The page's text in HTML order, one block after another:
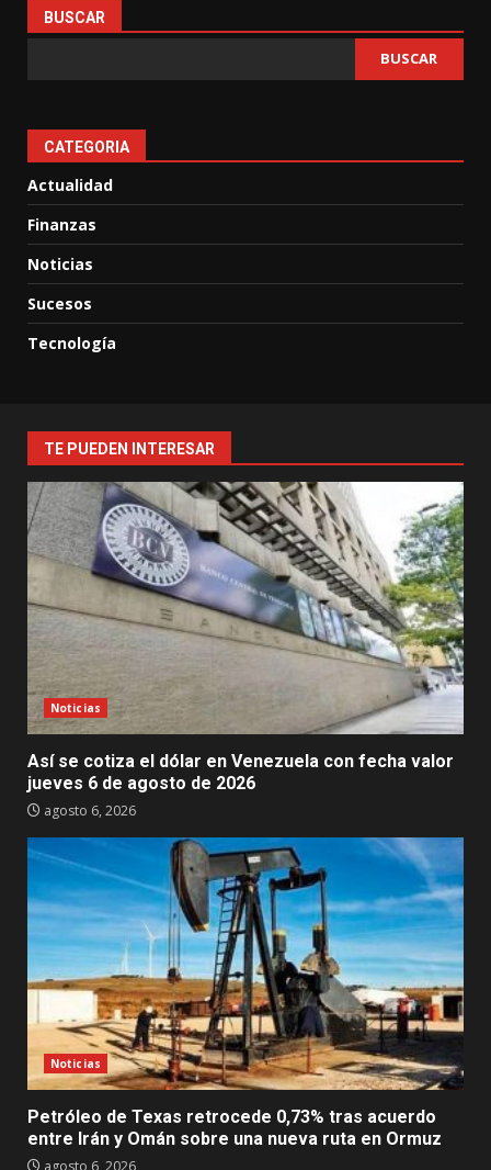
BUSCAR
BUSCAR
CATEGORIA
Actualidad
Finanzas
Noticias
Sucesos
Tecnología
TE PUEDEN INTERESAR
Noticias
Así se cotiza el dólar en Venezuela con fecha valor
jueves 6 de agosto de 2026
agosto 6, 2026
Noticias
Petróleo de Texas retrocede 0,73% tras acuerdo
entre Irán y Omán sobre una nueva ruta en Ormuz
agosto 6, 2026